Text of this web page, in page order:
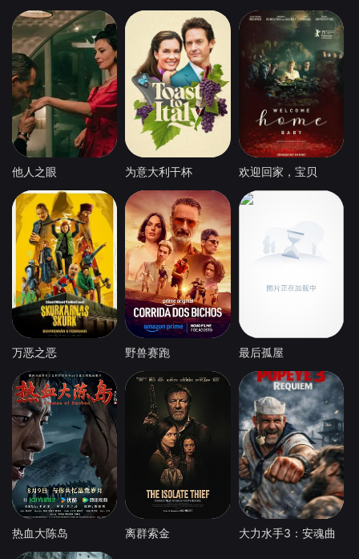
他人之眼 为意大利干杯 欢迎回家，宝贝
万恶之恶 野兽赛跑 最后孤屋
热血大陈岛 离群索金 大力水手3：安魂曲